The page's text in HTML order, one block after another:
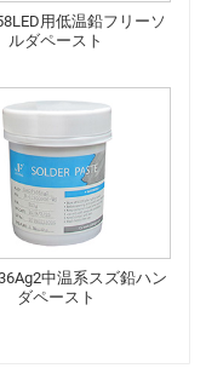
用低温鉛フリーソ
ルダペースト
中温系スズ鉛ハン
ダペースト